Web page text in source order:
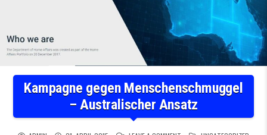
Kampagne gegen Menschenschmuggel
– Australischer Ansatz